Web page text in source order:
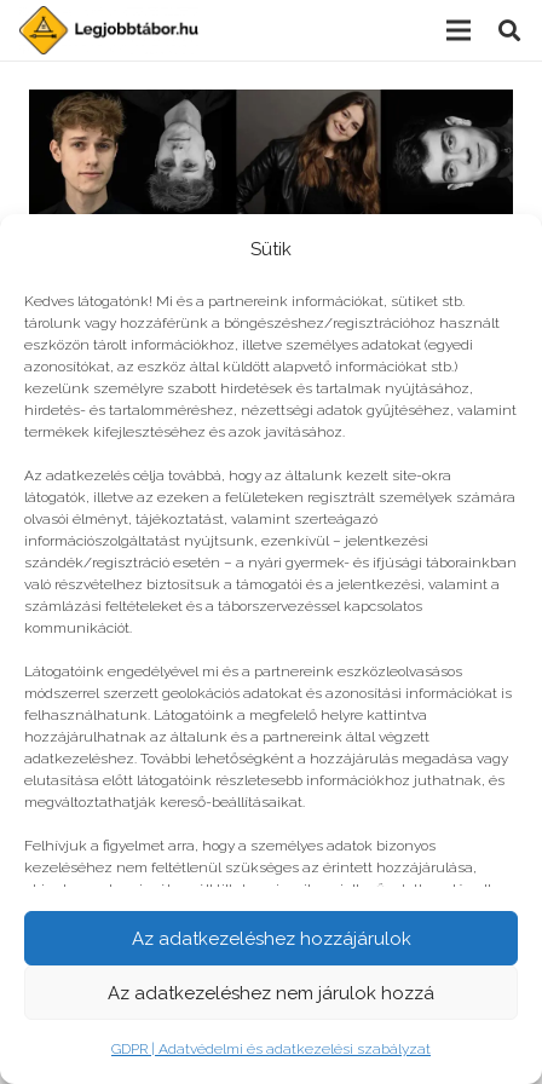
Sütik
Kedves látogatónk! Mi és a partnereink információkat, sütiket stb.
tárolunk vagy hozzáférünk a böngészéshez/regisztrációhoz használt
eszközön tárolt információkhoz, illetve személyes adatokat (egyedi
azonosítókat, az eszköz által küldött alapvető információkat stb.)
kezelünk személyre szabott hirdetések és tartalmak nyújtásához,
hirdetés- és tartalomméréshez, nézettségi adatok gyűjtéséhez, valamint
termékek kifejlesztéséhez és azok javításához.
Az adatkezelés célja továbbá, hogy az általunk kezelt site-okra
látogatók, illetve az ezeken a felületeken regisztrált személyek számára
olvasói élményt, tájékoztatást, valamint szerteágazó
információszolgáltatást nyújtsunk, ezenkívül – jelentkezési
szándék/regisztráció esetén – a nyári gyermek- és ifjúsági táborainkban
való részvételhez biztosítsuk a támogatói és a jelentkezési, valamint a
számlázási feltételeket és a táborszervezéssel kapcsolatos
kommunikációt.
Látogatóink engedélyével mi és a partnereink eszközleolvasásos
módszerrel szerzett geolokációs adatokat és azonosítási információkat is
felhasználhatunk. Látogatóink a megfelelő helyre kattintva
hozzájárulhatnak az általunk és a partnereink által végzett
adatkezeléshez. További lehetőségként a hozzájárulás megadása vagy
elutasítása előtt látogatóink részletesebb információkhoz juthatnak, és
megváltoztathatják kereső-beállításaikat.
Felhívjuk a figyelmet arra, hogy a személyes adatok bizonyos
kezeléséhez nem feltétlenül szükséges az érintett hozzájárulása,
akinek azonban jogában áll tiltakozni az ilyen jellegű adatkezelés ellen.
A beállítások csak erre a weboldalra érvényesek. Erre a webhelyre
visszatérve vagy az ADATKEZELÉSI TÁJÉKOZTATÓ, ADATVÉDELMI ÉS
Az adatkezeléshez hozzájárulok
Az adatkezeléshez nem járulok hozzá
GDPR | Adatvédelmi és adatkezelési szabályzat
Színház, nyár, tábor
© legjobbtabor.hu
GDPR | Adatvédelmi és adatkezelési szabályzat